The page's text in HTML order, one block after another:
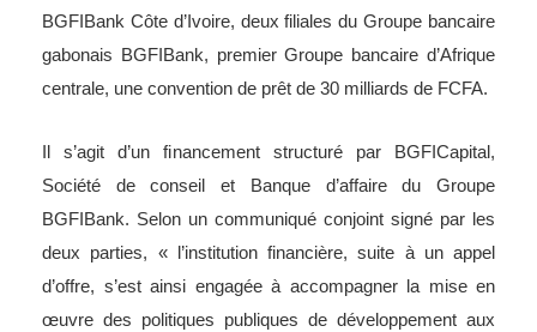
BGFIBank Côte d’Ivoire, deux filiales du Groupe bancaire
gabonais BGFIBank, premier Groupe bancaire d’Afrique
centrale, une convention de prêt de 30 milliards de FCFA.
Il s’agit d’un financement structuré par BGFICapital,
Société de conseil et Banque d’affaire du Groupe
BGFIBank. Selon un communiqué conjoint signé par les
deux parties, « l’institution financière, suite à un appel
d’offre, s’est ainsi engagée à accompagner la mise en
œuvre des politiques publiques de développement aux